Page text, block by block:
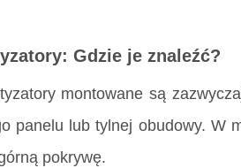
Gdzie je znaleźć?
montowane są
panelu lub tylnej obudowy. W
pokrywę.